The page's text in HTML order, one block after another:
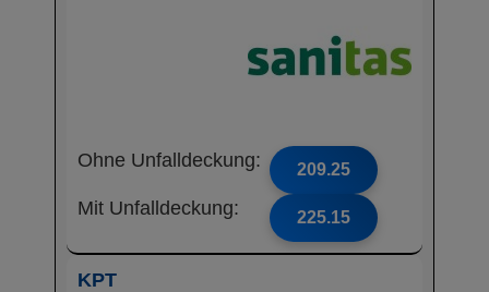
Ohne Unfalldeckung: 209.25
Mit Unfalldeckung: 225.15
KPT